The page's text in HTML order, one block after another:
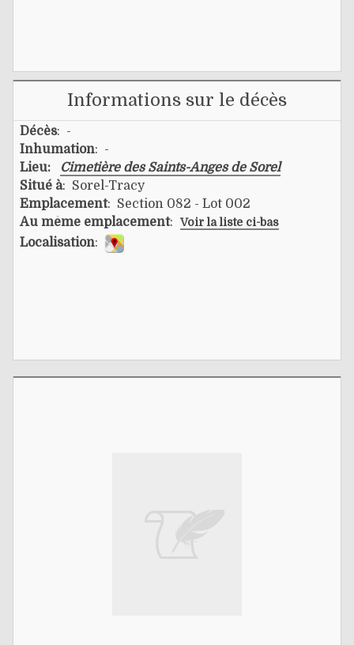
Informations sur le décès
Décès: -
Inhumation: -
Lieu:
Cimetière des Saints-Anges de Sorel
Situé à: Sorel-Tracy
Emplacement: Section 082 - Lot 002
Au même emplacement: Voir la liste ci-bas
Localisation: